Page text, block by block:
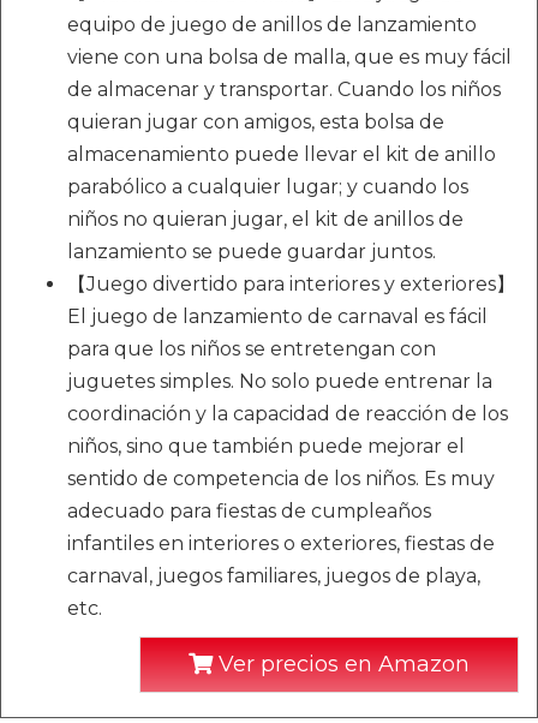
equipo de juego de anillos de lanzamiento
viene con una bolsa de malla, que es muy fácil
de almacenar y transportar. Cuando los niños
quieran jugar con amigos, esta bolsa de
almacenamiento puede llevar el kit de anillo
parabólico a cualquier lugar; y cuando los
niños no quieran jugar, el kit de anillos de
lanzamiento se puede guardar juntos.
【Juego divertido para interiores y exteriores】
El juego de lanzamiento de carnaval es fácil
para que los niños se entretengan con
juguetes simples. No solo puede entrenar la
coordinación y la capacidad de reacción de los
niños, sino que también puede mejorar el
sentido de competencia de los niños. Es muy
adecuado para fiestas de cumpleaños
infantiles en interiores o exteriores, fiestas de
carnaval, juegos familiares, juegos de playa,
etc.
Ver precios en Amazon